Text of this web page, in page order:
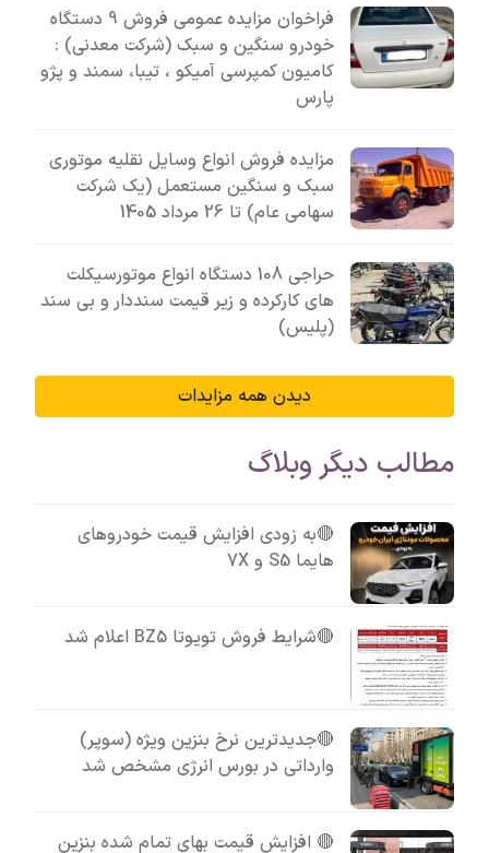
فراخوان مزایده عمومی فروش 9 دستگاه
خودرو سنگین و سبک (شرکت معدنی) :
کامیون کمپرسی آمیکو ، تیبا، سمند و پژو
پارس
مزایده فروش انواع وسایل نقلیه موتوری
سبک و سنگین مستعمل (یک شرکت
سهامی عام) تا 26 مرداد 1405
حراجی 108 دستگاه انواع موتورسیکلت
های کارکرده و زیر قیمت سنددار و بی سند
(پلیس)
دیدن همه مزایدات
مطالب دیگر وبلاگ
🔴به زودی افزایش قیمت خودروهای
هایما S5 و 7X
🔴شرایط فروش تویوتا BZ5 اعلام شد
🔴جدیدترین نرخ بنزین ویژه (سوپر)
وارداتی در بورس انرژی مشخص شد
🔴 افزایش قیمت بهای تمام شده بنزین